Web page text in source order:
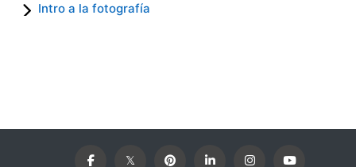
Intro a la fotografía